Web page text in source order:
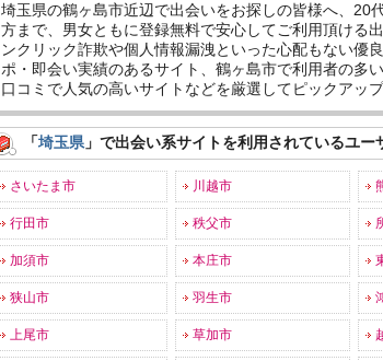
埼玉県の鶴ヶ島市近辺で出会いをお探しの皆様へ、20
方まで、男女ともに登録無料で安心してご利用頂ける
ンクリック詐欺や個人情報漏洩といった心配もない優
ポ・即会い実績のあるサイト、鶴ヶ島市で利用者の多
口コミで人気の高いサイトなどを厳選してピックアッ
「埼玉県」で出会い系サイトを利用されているユー
さいたま市 川越市
行田市 秩父市
加須市 本庄市
狭山市 羽生市
上尾市 草加市